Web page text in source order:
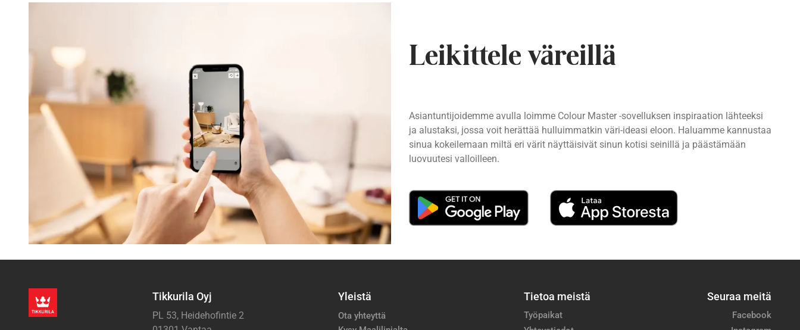
Leikittele väreillä
Asiantuntijoidemme avulla loimme Colour Master -sovelluksen inspiraation lähteeksi
ja alustaksi, jossa voit herättää hulluimmatkin väri-ideasi eloon. Haluamme kannustaa
sinua kokeilemaan miltä eri värit näyttäisivät sinun kotisi seinillä ja päästämään
luovuutesi valloilleen.
Tikkurila Oyj
PL 53, Heidehofintie 2
Yleistä
Ota yhteyttä
Tietoa meistä
Työpaikat
Seuraa meitä
Facebook